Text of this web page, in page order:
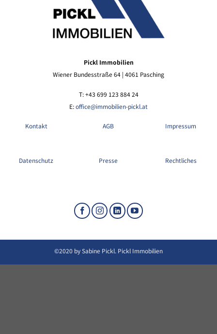
Pickl Immobilien
Wiener Bundesstraße 64 | 4061 Pasching
T: +43 699 123 884 24
E:office@immobilien-pickl.at
Kontakt AGB Impressum
Datenschutz Presse Rechtliches
©2020 by Sabine Pickl. Pickl Immobilien